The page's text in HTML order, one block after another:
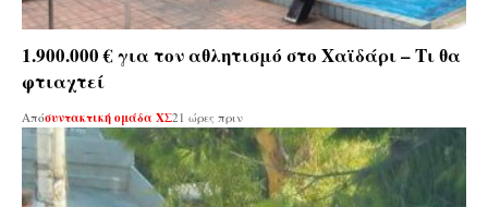
1.900.000 € για τον αθλητισμό στο Χαϊδάρι – Τι θα
φτιαχτεί
Απόσυντακτική ομάδα ΧΣ21 ώρες πριν